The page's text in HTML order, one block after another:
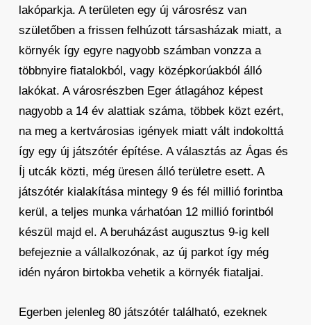
lakóparkja. A területen egy új városrész van
születőben a frissen felhúzott társasházak miatt, a
környék így egyre nagyobb számban vonzza a
többnyire fiatalokból, vagy középkorúakból álló
lakókat. A városrészben Eger átlagához képest
nagyobb a 14 év alattiak száma, többek közt ezért,
na meg a kertvárosias igények miatt vált indokolttá
így egy új játszótér építése. A választás az Ágas és
Íj utcák közti, még üresen álló területre esett. A
játszótér kialakítása mintegy 9 és fél millió forintba
kerül, a teljes munka várhatóan 12 millió forintból
készül majd el. A beruházást augusztus 9-ig kell
befejeznie a vállalkozónak, az új parkot így még
idén nyáron birtokba vehetik a környék fiataljai.
Egerben jelenleg 80 játszótér található, ezeknek